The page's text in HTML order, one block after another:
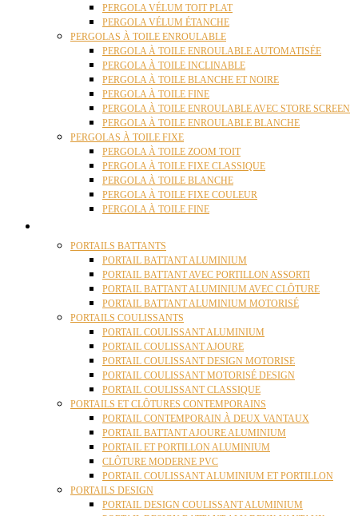
PERGOLA VÉLUM TOIT PLAT
PERGOLA VÉLUM ÉTANCHE
PERGOLAS À TOILE ENROULABLE
PERGOLA À TOILE ENROULABLE AUTOMATISÉE
PERGOLA À TOILE INCLINABLE
PERGOLA À TOILE BLANCHE ET NOIRE
PERGOLA À TOILE FINE
PERGOLA À TOILE ENROULABLE AVEC STORE SCREEN
PERGOLA À TOILE ENROULABLE BLANCHE
PERGOLAS À TOILE FIXE
PERGOLA À TOILE ZOOM TOIT
PERGOLA À TOILE FIXE CLASSIQUE
PERGOLA À TOILE BLANCHE
PERGOLA À TOILE FIXE COULEUR
PERGOLA À TOILE FINE
PORTAILS BATTANTS
PORTAIL BATTANT ALUMINIUM
PORTAIL BATTANT AVEC PORTILLON ASSORTI
PORTAIL BATTANT ALUMINIUM AVEC CLÔTURE
PORTAIL BATTANT ALUMINIUM MOTORISÉ
PORTAILS COULISSANTS
PORTAIL COULISSANT ALUMINIUM
PORTAIL COULISSANT AJOURE
PORTAIL COULISSANT DESIGN MOTORISE
PORTAIL COULISSANT MOTORISÉ DESIGN
PORTAIL COULISSANT CLASSIQUE
PORTAILS ET CLÔTURES CONTEMPORAINS
PORTAIL CONTEMPORAIN À DEUX VANTAUX
PORTAIL BATTANT AJOURE ALUMINIUM
PORTAIL ET PORTILLON ALUMINIUM
CLÔTURE MODERNE PVC
PORTAIL COULISSANT ALUMINIUM ET PORTILLON
PORTAILS DESIGN
PORTAIL DESIGN COULISSANT ALUMINIUM